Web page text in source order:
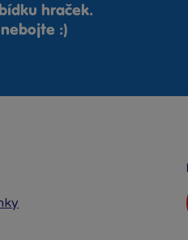
hraček.
:)